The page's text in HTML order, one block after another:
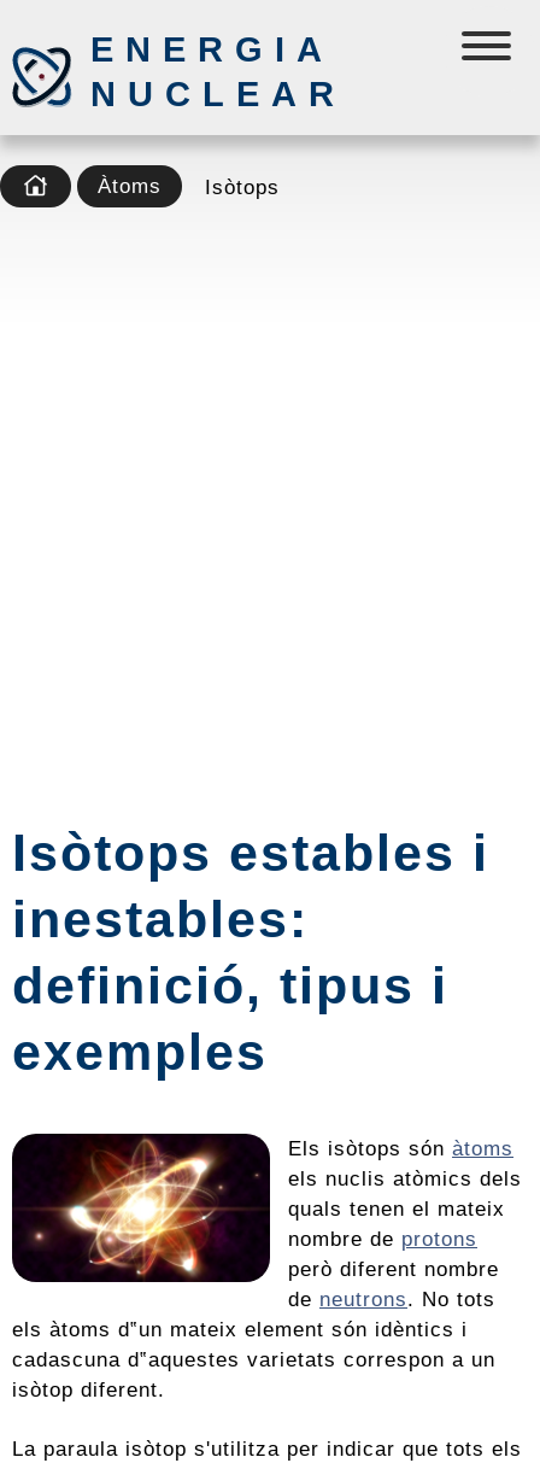
ENERGIA
NUCLEAR
Àtoms Isòtops
Isòtops estables i
inestables:
definició, tipus i
exemples
Els isòtops són àtoms
els nuclis atòmics dels
quals tenen el mateix
nombre de protons
però diferent nombre
de neutrons. No tots
els àtoms d‟un mateix element són idèntics i
cadascuna d‟aquestes varietats correspon a un
isòtop diferent.
La paraula isòtop s'utilitza per indicar que tots els